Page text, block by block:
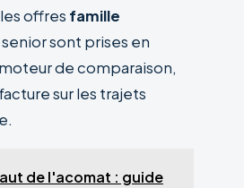
offres famille
sont prises en
de comparaison,
sur les trajets
de l'acomat : guide